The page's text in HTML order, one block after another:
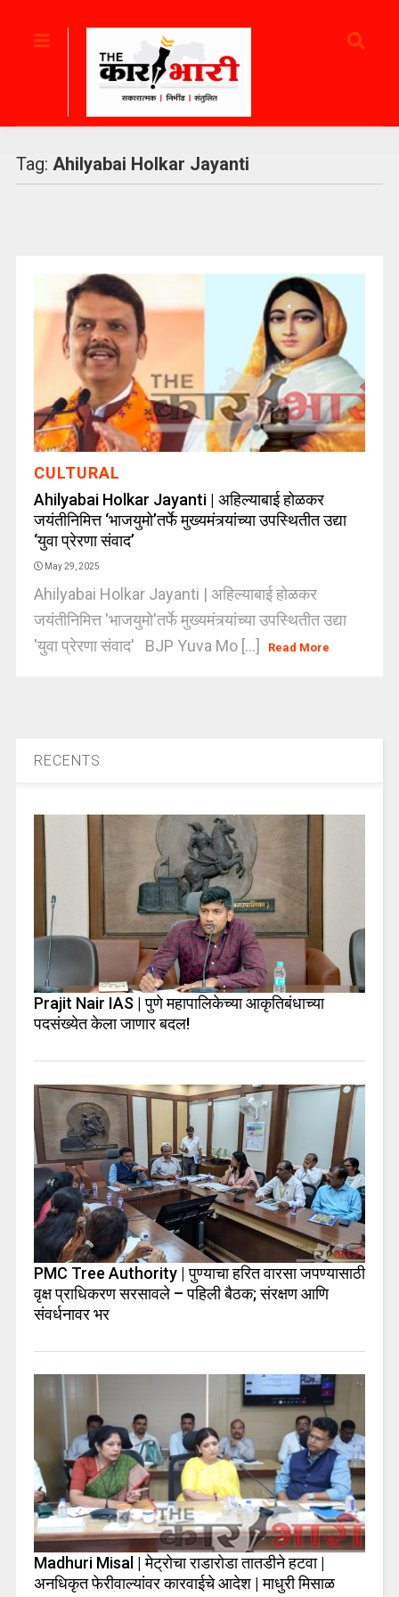
Tag: Ahilyabai Holkar Jayanti
CULTURAL
Ahilyabai Holkar Jayanti | अहिल्याबाई होळकर
जयंतीनिमित्त ‘भाजयुमो’तर्फे मुख्यमंत्र्यांच्या उपस्थितीत उद्या
‘युवा प्रेरणा संवाद’
May 29, 2025
Ahilyabai Holkar Jayanti | अहिल्याबाई होळकर
जयंतीनिमित्त 'भाजयुमो'तर्फे मुख्यमंत्र्यांच्या उपस्थितीत उद्या
'युवा प्रेरणा संवाद' BJP Yuva Mo [...]
Read More
RECENTS
Prajit Nair IAS | पुणे महापालिकेच्या आकृतिबंधाच्या
पदसंख्येत केला जाणार बदल!
PMC Tree Authority | पुण्याचा हरित वारसा जपण्यासाठी
वृक्ष प्राधिकरण सरसावले – पहिली बैठक; संरक्षण आणि
संवर्धनावर भर
Madhuri Misal | मेट्रोचा राडारोडा तातडीने हटवा |
अनधिकृत फेरीवाल्यांवर कारवाईचे आदेश | माधुरी मिसाळ